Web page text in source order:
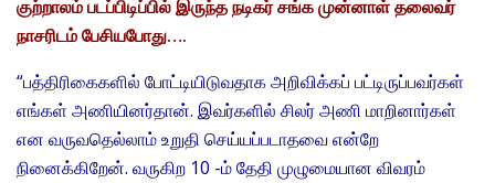
குற்றாலம் படப்பிடிப்பில் இருந்த நடிகர் சங்க முன்னாள் தலைவர்
நாசரிடம் பேசியபோது….
“பத்திரிகைகளில் போட்டியிடுவதாக அறிவிக்கப் பட்டிருப்பவர்கள்
எங்கள் அணியினர்தான். இவர்களில் சிலர் அணி மாறினார்கள்
என வருவதெல்லாம் உறுதி செய்யப்படாதவை என்றே
நினைக்கிறேன். வருகிற 10 -ம் தேதி முழுமையான விவரம்